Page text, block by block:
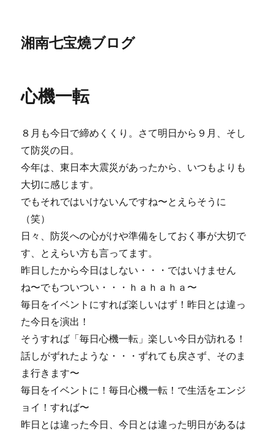
湘南七宝燒ブログ
心機一転
８月も今日で締めくくり。さて明日から９月、そし
て防災の日。
今年は、東日本大震災があったから、いつもよりも
大切に感じます。
でもそれではいけないんですね〜とえらそうに
（笑）
日々、防災への心がけや準備をしておく事が大切で
す、とえらい方も言ってます。
昨日したから今日はしない・・・ではいけません
ね〜でもついつい・・・ｈａｈａｈａ〜
毎日をイベントにすれば楽しいはず！昨日とは違っ
た今日を演出！
そうすれば「毎日心機一転」楽しい今日が訪れる！
話しがずれたような・・・ずれても戻さず、そのま
ま行きます〜
毎日をイベントに！毎日心機一転！で生活をエンジ
ョイ！すれば〜
昨日とは違った今日、今日とは違った明日があるは